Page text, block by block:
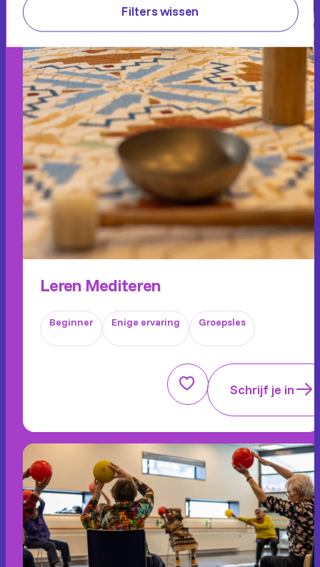
Filters wissen
Leren Mediteren
Beginner Enige ervaring Groepsles
Schrijf je in